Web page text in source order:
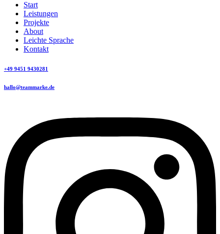
Start
Leistungen
Projekte
About
Leichte Sprache
Kontakt
+49 9451 9430281
hallo@teammarke.de